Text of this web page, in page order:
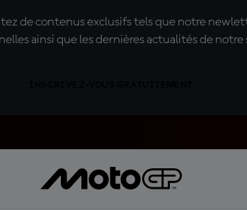
de contenus exclusifs tels que notre
ainsi que les dernières actualités de notre